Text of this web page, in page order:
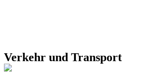
Verkehr und Transport